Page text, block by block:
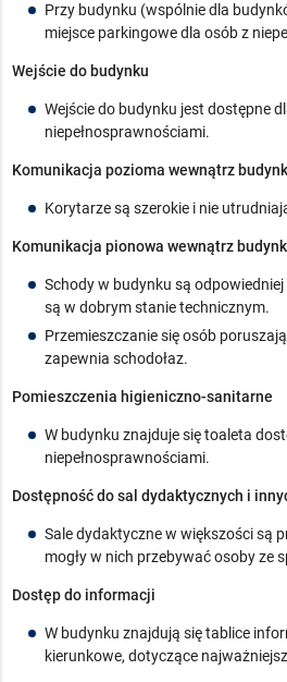
Przy budynku (wspólnie dla
miejsce parkingowe dla osób z
Wejście do budynku
Wejście do budynku jest dostępne
niepełnosprawnościami.
Komunikacja pozioma wewnątrz
Korytarze są szerokie i nie
Komunikacja pionowa wewnątrz
Schody w budynku są
są w dobrym stanie technicznym.
Przemieszczanie się osób
zapewnia schodołaz.
Pomieszczenia higieniczno-sanitarne
W budynku znajduje się toaleta
niepełnosprawnościami.
Dostępność do sal dydaktycznych i
Sale dydaktyczne w większości są
mogły w nich przebywać osoby ze
Dostęp do informacji
W budynku znajdują się tablice
kierunkowe, dotyczące